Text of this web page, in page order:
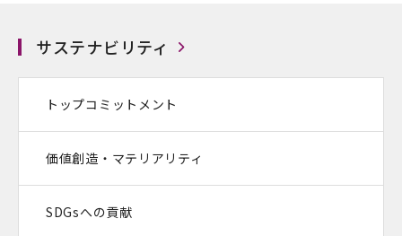
サステナビリティ
トップコミットメント
価値創造・マテリアリティ
SDGsへの貢献